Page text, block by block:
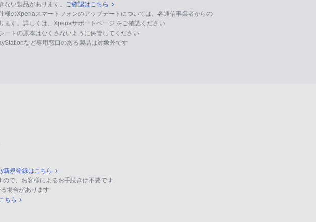
ない製品があります。 ご確認はこちら
様のXperiaスマートフォンのアップデートについては、各通信事業者からの
ます。詳しくは、Xperiaサポートページ をご確認ください
ートの原本はなくさないように保管してください
など専用窓口のある製品は対象外です
新規登録はこちら
で、お客様によるお手続きは不要です
場合があります
ちら